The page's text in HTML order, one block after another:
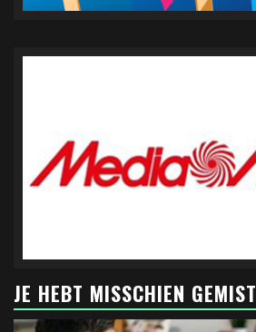
JE HEBT MISSCHIEN GEMIST